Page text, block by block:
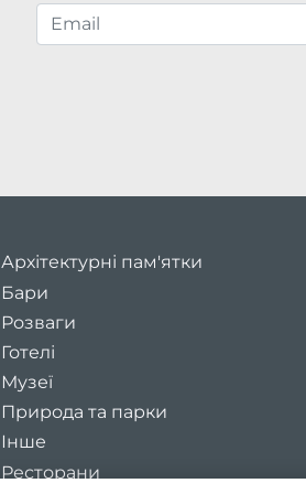
Архітектурні пам'ятки
Бари
Розваги
Готелі
Музеї
Природа та парки
Інше
Ресторани